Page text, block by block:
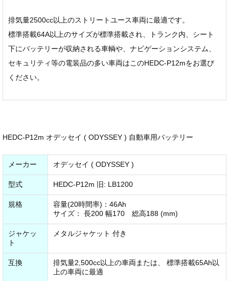
排気量2500cc以上のストリートユース車両に最適です。
標準搭載64A以上のサイズが標準搭載され、トランク内、シート
下にバッテリーが収納される車輌や、ナビゲーションシステム、
セキュリティ等の電装品の多い車両はこのHEDC-P12mをお選び
ください。
HEDC-P12m オデッセイ ( ODYSSEY ) 自動車用バッテリー
メーカー オデッセイ ( ODYSSEY )
型式 HEDC-P12m 旧: LB1200
規格
容量(20時間率)：46Ah
サイズ： 長200 幅170 総高188 (mm)
ジャケッ
ト
メタルジャケット 付き
互換
排気量2,500cc以上の車両または、 標準搭載65Ah以
上の車両に最適